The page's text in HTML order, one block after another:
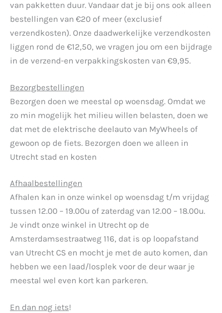
van pakketten duur. Vandaar dat je bij ons ook alleen
bestellingen van €20 of meer (exclusief
verzendkosten). Onze daadwerkelijke verzendkosten
liggen rond de €12,50, we vragen jou om een bijdrage
in de verzend-en verpakkingskosten van €9,95.
Bezorgbestellingen
Bezorgen doen we meestal op woensdag. Omdat we
zo min mogelijk het milieu willen belasten, doen we
dat met de elektrische deelauto van MyWheels of
gewoon op de fiets. Bezorgen doen we alleen in
Utrecht stad en kosten
Afhaalbestellingen
Afhalen kan in onze winkel op woensdag t/m vrijdag
tussen 12.00 – 19.00u of zaterdag van 12.00 – 18.00u.
Je vindt onze winkel in Utrecht op de
Amsterdamsestraatweg 116, dat is op loopafstand
van Utrecht CS en mocht je met de auto komen, dan
hebben we een laad/losplek voor de deur waar je
meestal wel even kort kan parkeren.
En dan nog iets!